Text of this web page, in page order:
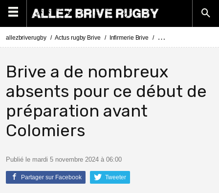
allezbriverugby Actus rugby Brive Infirmerie Brive Actus Infirmerie Brive
Brive a de nombreux
absents pour ce début de
préparation avant
Colomiers
Publié le mardi 5 novembre 2024 à 06:00
Partager sur Facebook Tweeter